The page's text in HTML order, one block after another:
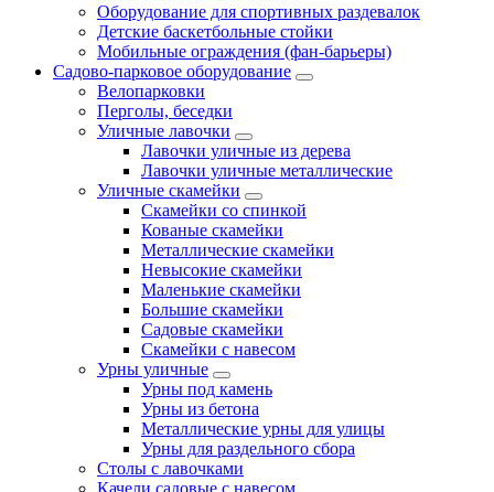
Оборудование для спортивных раздевалок
Детские баскетбольные стойки
Мобильные ограждения (фан-барьеры)
Садово-парковое оборудование
Велопарковки
Перголы, беседки
Уличные лавочки
Лавочки уличные из дерева
Лавочки уличные металлические
Уличные скамейки
Скамейки со спинкой
Кованые скамейки
Металлические скамейки
Невысокие скамейки
Маленькие скамейки
Большие скамейки
Садовые скамейки
Скамейки с навесом
Урны уличные
Урны под камень
Урны из бетона
Металлические урны для улицы
Урны для раздельного сбора
Столы с лавочками
Качели садовые с навесом